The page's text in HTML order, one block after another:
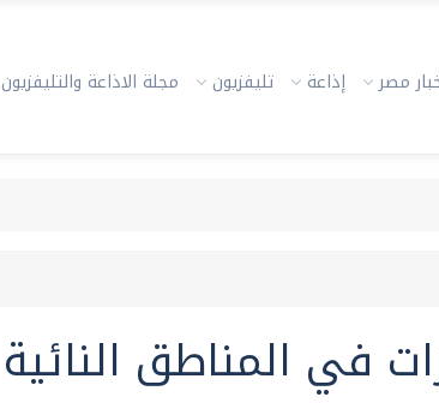
مصر إذاعة تليفزيون مجلة الاذاعة والتليفزيون
في المناطق النائية